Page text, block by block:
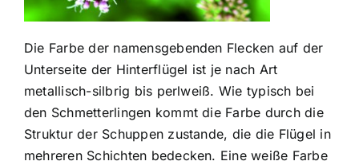
Die Farbe der namensgebenden Flecken auf der
Unterseite der Hinterflügel ist je nach Art
metallisch-silbrig bis perlweiß. Wie typisch bei
den Schmetterlingen kommt die Farbe durch die
Struktur der Schuppen zustande, die die Flügel in
mehreren Schichten bedecken. Eine weiße Farbe